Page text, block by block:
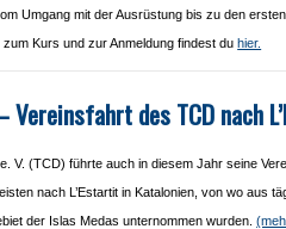
Umgang mit der Ausrüstung bis zu den ersten
Kurs und zur Anmeldung findest duhier.
Vereinsfahrt des TCD nach
V. (TCD) führte auch in diesem Jahr seine
nach L’Estartit in Katalonien, von wo aus
der Islas Medas unternommen wurden.